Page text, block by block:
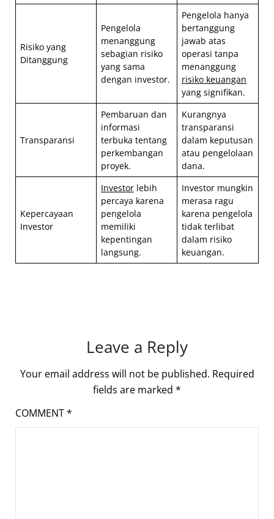
Risiko yang
Ditanggung
Pengelola
menanggung
sebagian risiko
yang sama
dengan investor.
Pengelola hanya
bertanggung
jawab atas
operasi tanpa
menanggung
risiko keuangan
yang signifikan.
Transparansi
Pembaruan dan
informasi
terbuka tentang
perkembangan
proyek.
Kurangnya
transparansi
dalam keputusan
atau pengelolaan
dana.
Kepercayaan
Investor
Investor lebih
percaya karena
pengelola
memiliki
kepentingan
langsung.
Investor mungkin
merasa ragu
karena pengelola
tidak terlibat
dalam risiko
keuangan.
Leave a Reply
Your email address will not be published. Required
fields are marked *
COMMENT*